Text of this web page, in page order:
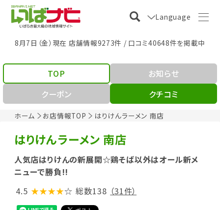
Language
8月7日（金）現在 店舗情報9273件 / 口コミ40648件を掲載中
ホーム お店情報TOP はりけんラーメン 南店
TOP
お知らせ
クーポン
クチコミ
はりけんラーメン 南店
人気店はりけんの新展開☆鶏そば以外はオール新メ
ニューで勝負!!
4.5 ★★★★☆ 総数138 （31件）